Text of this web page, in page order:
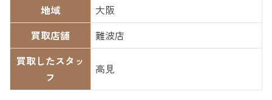
地域
大阪
買取店舗
難波店
買取したスタッ
フ
高見